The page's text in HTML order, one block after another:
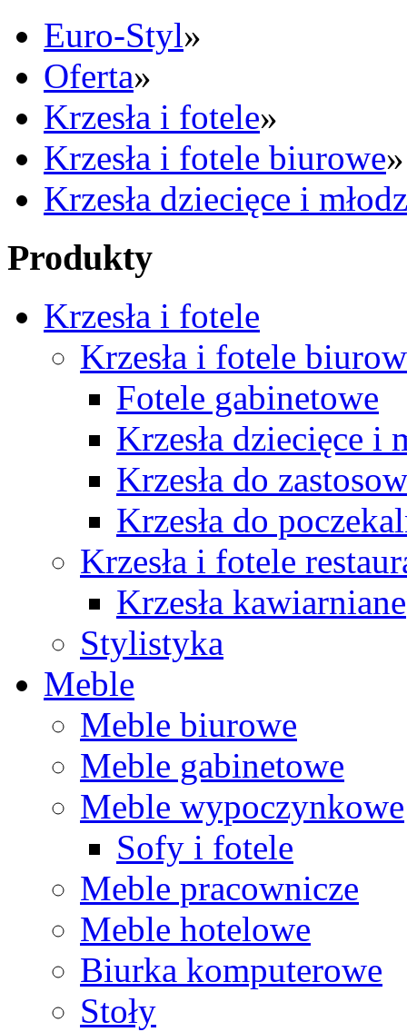
Euro-Styl»
Oferta»
Krzesła i fotele»
Krzesła i fotele biurowe»
Krzesła dziecięce i
Produkty
Krzesła i fotele
Krzesła i fotele
Fotele gabinetowe
Krzesła dziecięce i
Krzesła do
Krzesła do
Krzesła i fotele
Krzesła kawiarniane
Stylistyka
Meble
Meble biurowe
Meble gabinetowe
Meble wypoczynkowe
Sofy i fotele
Meble pracownicze
Meble hotelowe
Biurka komputerowe
Stoły